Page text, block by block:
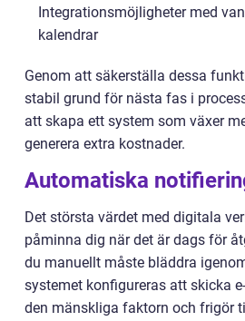
Integrationsmöjligheter med
kalendrar
Genom att säkerställa dessa
stabil grund för nästa fas i
att skapa ett system som växer
generera extra kostnader.
Automatiska
Det största värdet med digitala
påminna dig när det är dags för
du manuellt måste bläddra
systemet konfigureras att skicka
den mänskliga faktorn och frigör